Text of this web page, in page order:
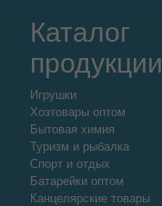
Каталог
продукции
Игрушки
Хозтовары оптом
Бытовая химия
Туризм и рыбалка
Спорт и отдых
Батарейки оптом
Канцелярские товары